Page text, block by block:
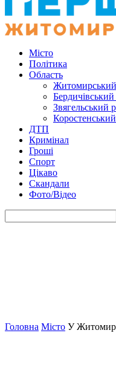
Місто
Політика
Область
Звягельський
ДТП
Кримінал
Гроші
Спорт
Цікаво
Скандали
Фото/Відео
Головна Місто У